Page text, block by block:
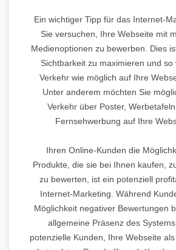
Ein wichtiger Tipp für das Internet-
Sie versuchen, Ihre Webseite mit
Medienoptionen zu bewerben. Dies
Sichtbarkeit zu maximieren und so
Verkehr wie möglich auf Ihre
Unter anderem möchten Sie
Verkehr über Poster,
Fernsehwerbung auf Ihre
Ihren Online-Kunden die
Produkte, die sie bei Ihnen kaufen,
zu bewerten, ist ein potenziell
Internet-Marketing. Während
Möglichkeit negativer Bewertungen
allgemeine Präsenz des
potenzielle Kunden, Ihre Webseite